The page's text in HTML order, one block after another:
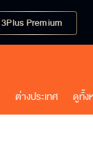
3Plus Premium
ต่างประเทศ ดูทั้ง